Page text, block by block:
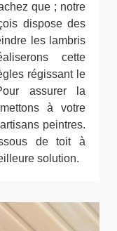
que ; notre
dispose des
les lambris
cette
régissant le
assurer la
à votre
peintres.
de toit à
solution.